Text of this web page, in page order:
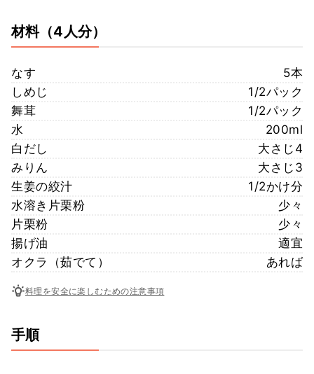
材料（4人分）
なす
5本
しめじ
1/2パック
舞茸
1/2パック
水
200ml
白だし
大さじ4
みりん
大さじ3
生姜の絞汁
1/2かけ分
水溶き片栗粉
少々
片栗粉
少々
揚げ油
適宜
オクラ（茹でて）
あれば
料理を安全に楽しむための注意事項
手順